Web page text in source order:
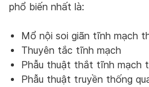
phổ biến nhất là:
Mổ nội soi giãn tĩnh mạch
Thuyên tắc tĩnh mạch
Phẫu thuật thắt tĩnh mạch
Phẫu thuật truyền thống